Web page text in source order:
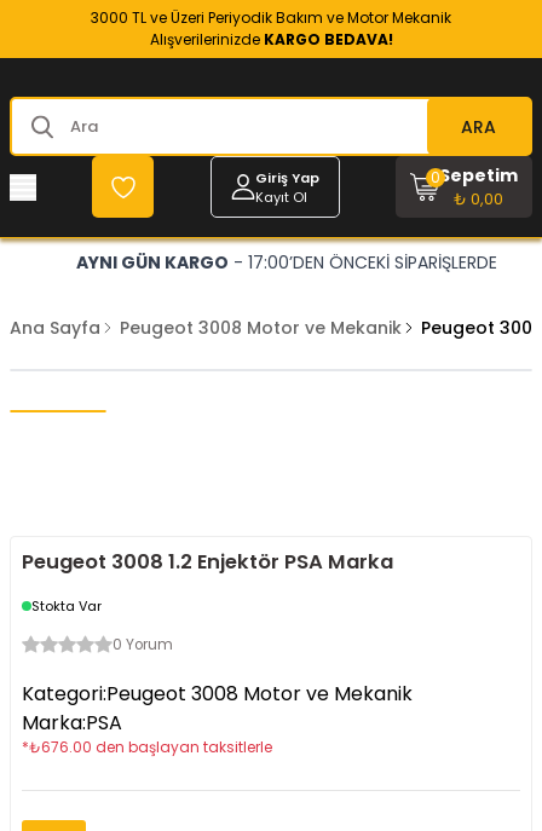
3000 TL ve Üzeri Periyodik Bakım ve Motor Mekanik
Alışverilerinizde KARGO BEDAVA!
ARA
Giriş Yap
Kayıt Ol
Sepetim
₺ 0,00
0
AYNI GÜN KARGO - 17:00’DEN ÖNCEKİ SİPARİŞLERDE
Ana Sayfa Peugeot 3008 Motor ve Mekanik Peugeot
Peugeot 3008 1.2 Enjektör PSA Marka
Stokta Var
0 Yorum
Kategori:Peugeot 3008 Motor ve Mekanik
Marka:PSA
*₺676.00 den başlayan taksitlerle